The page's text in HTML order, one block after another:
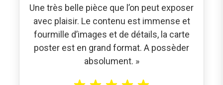
Une très belle pièce que l’on peut exposer
avec plaisir. Le contenu est immense et
fourmille d’images et de détails, la carte
poster est en grand format. A possèder
absolument. »